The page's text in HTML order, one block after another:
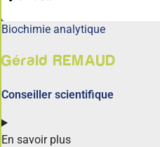
Biochimie analytique
Gérald REMAUD
Conseiller scientifique
En savoir plus